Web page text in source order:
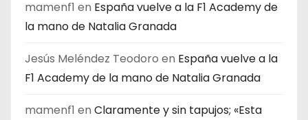
mamenf1 en España vuelve a la F1 Academy de
la mano de Natalia Granada
Jesús Meléndez Teodoro en España vuelve a la
F1 Academy de la mano de Natalia Granada
mamenf1 en Claramente y sin tapujos; «Esta